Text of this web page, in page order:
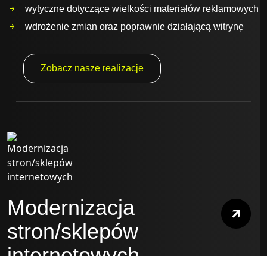
wytyczne dotyczące wielkości materiałów reklamowych
wdrożenie zmian oraz poprawnie działającą witrynę
Zobacz nasze realizacje
Modernizacja
stron/sklepów